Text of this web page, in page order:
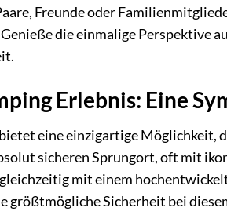
Freunde oder
die einmalige Perspektive
Erlebnis: Eine
eine einzigartige Möglichkeit,
sicheren Sprungort, oft mit
mit einem
größtmögliche Sicherheit bei